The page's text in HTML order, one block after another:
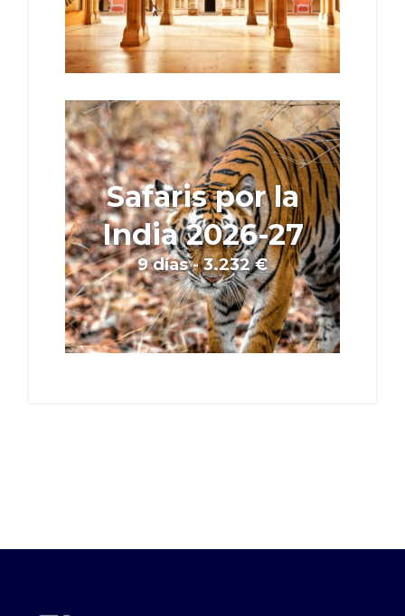
Safaris por la
India 2026-27
9 días - 3.232 €